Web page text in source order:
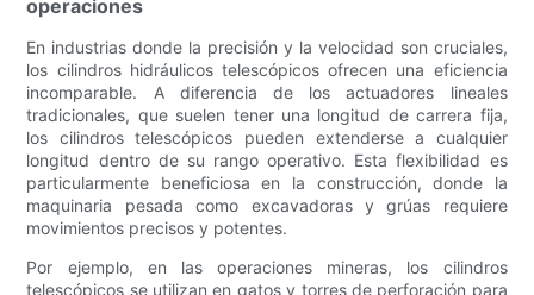
operaciones
En industrias donde la precisión y la velocidad son cruciales,
los cilindros hidráulicos telescópicos ofrecen una eficiencia
incomparable. A diferencia de los actuadores lineales
tradicionales, que suelen tener una longitud de carrera fija,
los cilindros telescópicos pueden extenderse a cualquier
longitud dentro de su rango operativo. Esta flexibilidad es
particularmente beneficiosa en la construcción, donde la
maquinaria pesada como excavadoras y grúas requiere
movimientos precisos y potentes.
Por ejemplo, en las operaciones mineras, los cilindros
telescópicos se utilizan en gatos y torres de perforación para